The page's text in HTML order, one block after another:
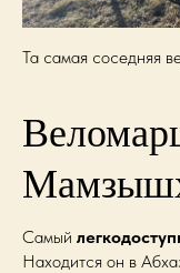
Та самая соседняя
Самый
Находится он в